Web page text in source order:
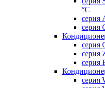
°С
серия
серия
серия
серия
серия
серия